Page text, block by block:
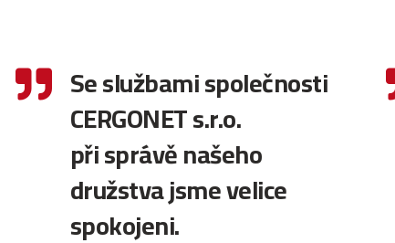
 Se službami společnosti
CERGONET s.r.o.
při správě našeho
družstva jsme velice
spokojeni.